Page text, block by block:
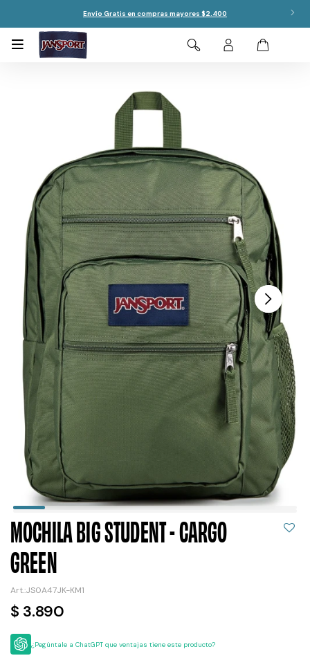
Envío Gratis en compras mayores $2.400

MOCHILA BIG STUDENT - CARGO
GREEN
JS0A47JK-KM1
$ 3.890
¿Pegúntale a ChatGPT que ventajas tiene este producto?